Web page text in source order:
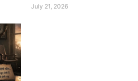
July 21, 2026